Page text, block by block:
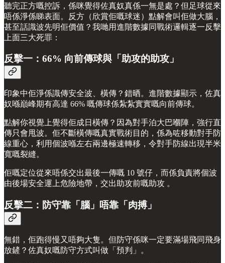
聽完正方嘅控訴，係咪覺得佐真奴真係一無是處？但足球從來
唔係淨係睇表面。反方（欣賞佢嘅球迷）點解會叫佢做大腦，
甚至話識波先明佢價值？我哋用進階數據同戰術邏輯逐一反擊
上面三大死罪：
反擊一：66% 向前傳球與「助攻的助攻」
印象中佢淨係識傳安全波、橫傳？錯晒。進階數據顯示，佐真
奴喺巔峰期有高達 66% 嘅傳球係紮紮實實嘅向前傳球。
點解你視覺上覺得佢成日橫傳？因為對手泊大巴嗰陣，強行直
傳只會甩波。佢不斷橫傳嘅真實戰術目的，係為咗移動對手防
線重心，利用個波喺左右兩邊極速轉移，令對手防線出現半米
寬嘅裂縫。
佢嘅定位從來唔係交出最後一傳嘅 10 號仔，而係負責將個波
由後場安全運上危險地帶，交出助攻前嘅助攻 。
反擊二：防守靠「腦」唔靠「肉搏」
無錯，佢跑得慢又唔夠大隻。但防守係咪一定要滿場飛同飛身
放鏟？佐真奴嘅防守方式叫做「預判」。